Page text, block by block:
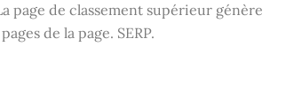
page de classement supérieur génère
de la page. SERP.